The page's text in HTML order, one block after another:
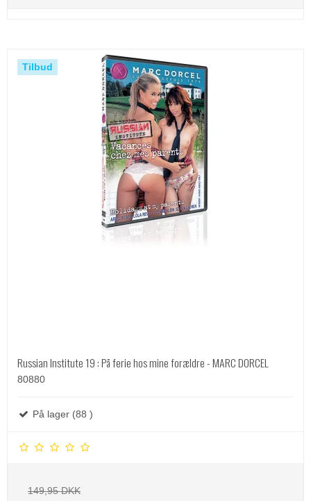
Tilbud
Russian Institute 19 : På ferie hos mine forældre - MARC DORCEL
80880
På lager (88 )
149,95 DKK